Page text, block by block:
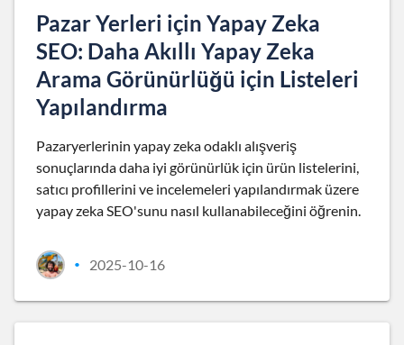
Pazar Yerleri için Yapay Zeka
SEO: Daha Akıllı Yapay Zeka
Arama Görünürlüğü için Listeleri
Yapılandırma
Pazaryerlerinin yapay zeka odaklı alışveriş
sonuçlarında daha iyi görünürlük için ürün listelerini,
satıcı profillerini ve incelemeleri yapılandırmak üzere
yapay zeka SEO'sunu nasıl kullanabileceğini öğrenin.
• 2025-10-16